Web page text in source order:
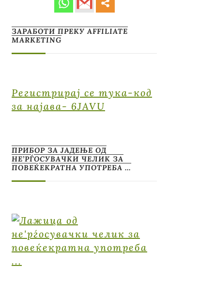
ЗАРАБОТИ ПРЕКУ AFFILIATE
MARKETING
Регистрирај се тука-код
за најава- 6JAVU
ПРИБОР ЗА ЈАДЕЊЕ ОД
НЕ’РЃОСУВАЧКИ ЧЕЛИК ЗА
ПОВЕЌЕКРАТНА УПОТРЕБА …